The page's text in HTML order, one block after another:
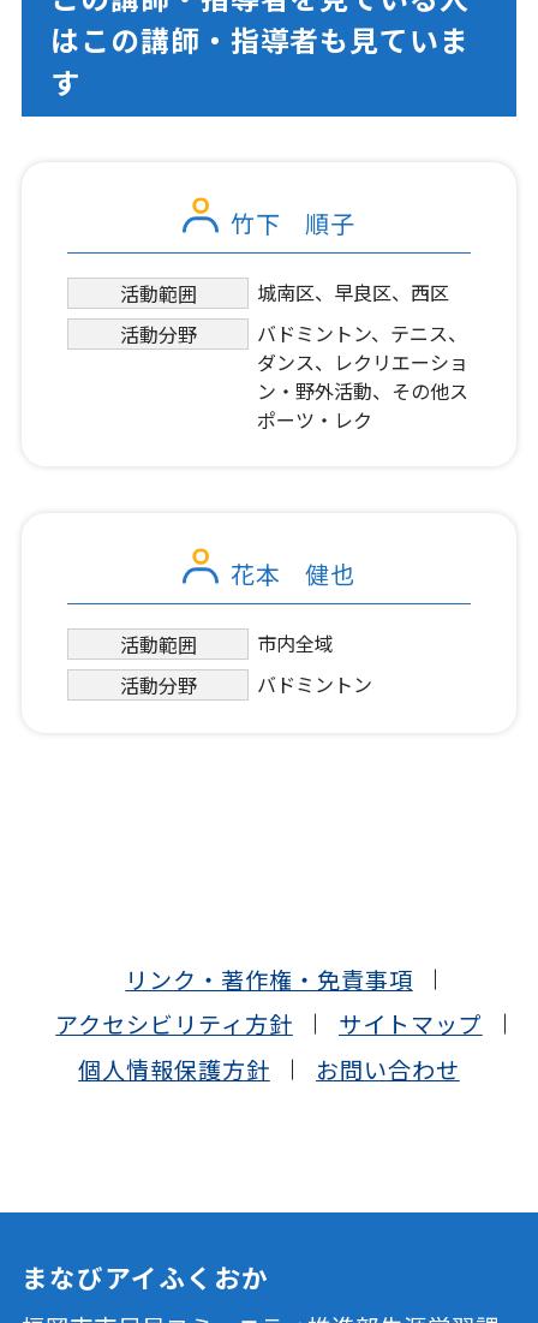
はこの講師・指導者も見ていま
す
竹下 順子
活動範囲
城南区、早良区、西区
活動分野
バドミントン、テニス、
ダンス、レクリエーショ
ン・野外活動、その他ス
ポーツ・レク
花本 健也
活動範囲
市内全域
活動分野
バドミントン
リンク・著作権・免責事項
アクセシビリティ方針
サイトマップ
個人情報保護方針
お問い合わせ
まなびアイふくおか